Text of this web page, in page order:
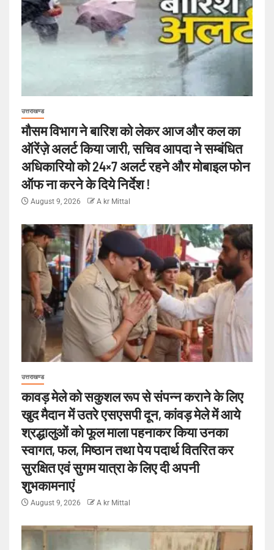
उत्तराखण्ड
मौसम विभाग ने बारिश को लेकर आज और कल का
ऑरेंज़े अलर्ट किया जारी, सचिव आपदा ने सम्बंधित
अधिकारियो को 24×7 अलर्ट रहने और मोबाइल फोन
ऑफ ना करने के दिये निर्देश !
August 9, 2026 A kr Mittal
उत्तराखण्ड
कावड़ मेले को सकुशल रूप से संपन्न कराने के लिए
खुद मैदान में उतरे एसएसपी दून, कांवड़ मेले में आये
श्रद्धालुओं को फूल माला पहनाकर किया उनका
स्वागत, फल, मिष्ठान तथा पेय पदार्थ वितरित कर
सुरक्षित एवं सुगम यात्रा के लिए दी अपनी
शुभकामनाएं
August 9, 2026 A kr Mittal